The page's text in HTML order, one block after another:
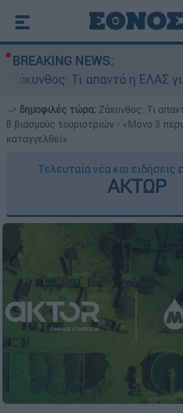
BREAKING NEWS:
Τι απαντά η ΕΛΑΣ για τους 8
δημοφιλές τώρα: Ζάκυνθος: Τι
8 βιασμούς τουριστριών - «Μόνο 3
καταγγελθεί»
Τελευταία νέα και ειδήσεις
ΑΚΤΩΡ